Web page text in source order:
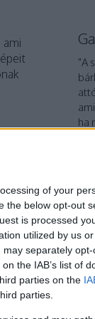
of your
the below opt-out
is processed
utilized by us
separately
the IAB’s list of
parties on the
parties.
1 komment
2017
Dundas
"A
ha